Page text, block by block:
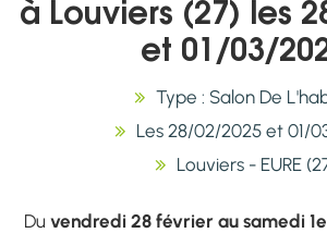
à Louviers (27) les
et 01/03/
Type : Salon De
Les 28/02/2025 et 01/
Louviers - EURE
Du vendredi 28 février au samedi